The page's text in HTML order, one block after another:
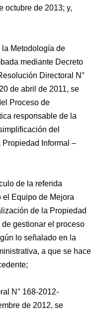
octubre de 2013; y,
Metodología de
mediante Decreto
Directoral N°
de abril de 2011, se
Proceso de
responsable de la
del
Informal –
de la referida
el Equipo de Mejora
de la Propiedad
de gestionar el proceso
lo señalado en la
a que se hace
N° 168-2012-
de 2012, se